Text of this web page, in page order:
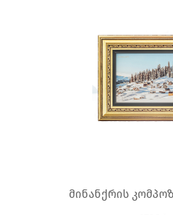
მინანქრის